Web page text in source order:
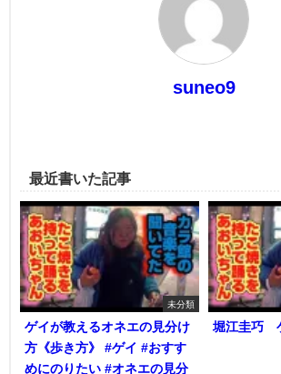
suneo9
最近書いた記事
未分類
ゲイが教えるオネエの見分け
方《歩き方》 #ゲイ #おすす
めにのりたい #オネエの見分
堀江圭巧